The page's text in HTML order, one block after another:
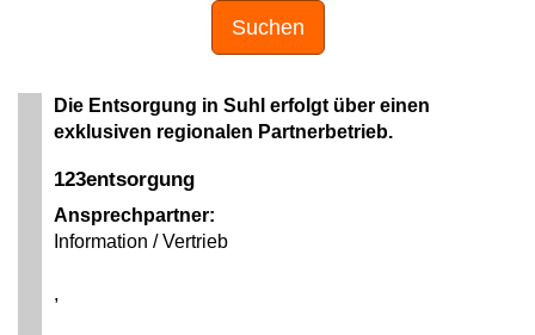
Suchen
Die Entsorgung in Suhl erfolgt über einen
exklusiven regionalen Partnerbetrieb.
123entsorgung
Ansprechpartner:
Information / Vertrieb
,